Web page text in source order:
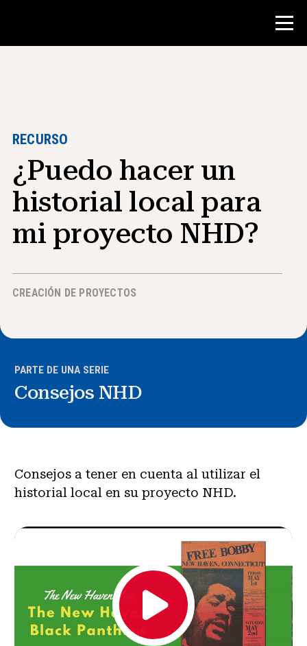
Recursos para maestros
Herramientas para el aula
institutos
Enseñanza de Habilidades de
Investigación
Asesoramiento a estudiantes de NHD
Acerca de NHD
RECURSO
¿Puedo hacer un
historial local para
mi proyecto NHD?
CREACIÓN DE PROYECTOS
PARTE DE UNA SERIE
Consejos NHD
Consejos a tener en cuenta al utilizar el
historial local en su proyecto NHD.